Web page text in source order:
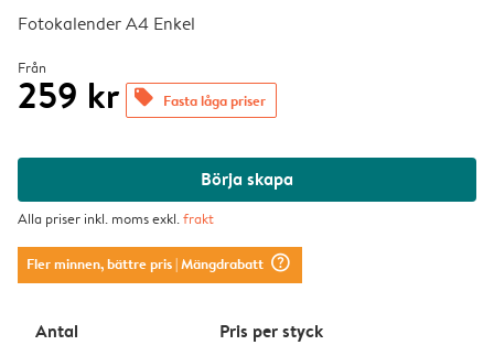
Fotokalender A4 Enkel
Från
259 kr offers Fasta låga priser
Börja skapa
Alla priser inkl. moms exkl.frakt
Fler minnen, bättre pris| Mängdrabatt question_mark_circle
Antal Pris per styck